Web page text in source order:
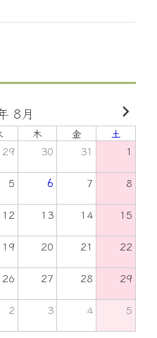
8月
木 金 土
29 30 31 1
5 6 7 8
12 13 14 15
19 20 21 22
26 27 28 29
2 3 4 5